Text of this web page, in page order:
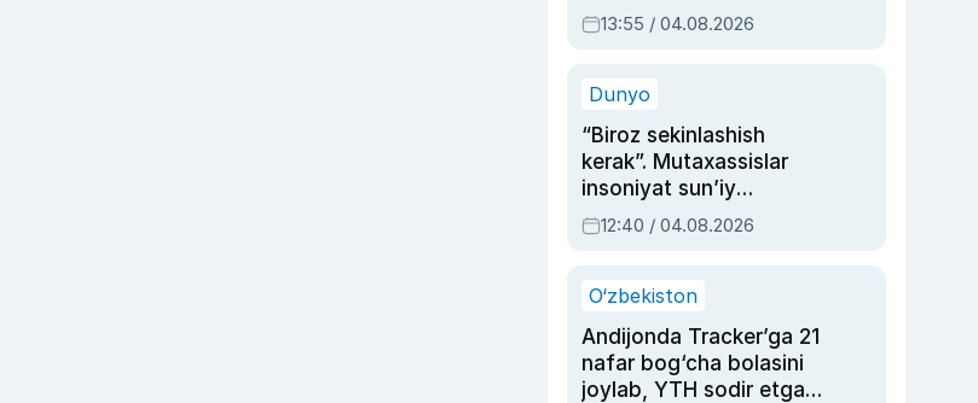
dublyaj ustasi Rimma
Ahmedovaning
13:55 / 04.08.2026
Dunyo
“Biroz sekinlashish
kerak”. Mutaxassislar
insoniyat sun’iy
intellektni boshqara
olmay qolishidan xavotir
12:40 / 04.08.2026
O‘zbekiston
Andijonda Tracker’ga 21
nafar bog‘cha bolasini
joylab, YTH sodir etgan